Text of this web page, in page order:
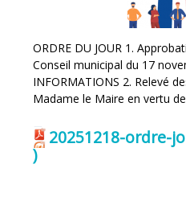
ORDRE DU JOUR 1.
Conseil municipal du 17
INFORMATIONS 2. Relevé
Madame le Maire en vertu
20251218-ordre-
)